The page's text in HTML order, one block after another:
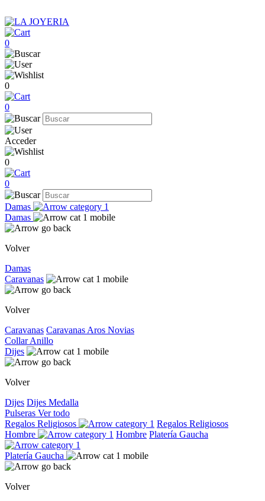
0
0
0
Acceder
0
0
Damas
Damas
Volver
Damas
Caravanas
Volver
Caravanas Caravanas Aros Novias
CollarAnillo
Dijes
Volver
Dijes Dijes Medalla
Pulseras Ver todo
Regalos Religiosos
Regalos Religiosos
Hombre
Hombre Platería Gaucha
Platería Gaucha
Volver